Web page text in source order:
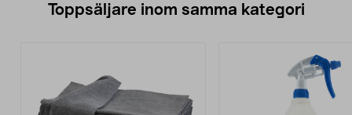
Toppsäljare inom samma kategori